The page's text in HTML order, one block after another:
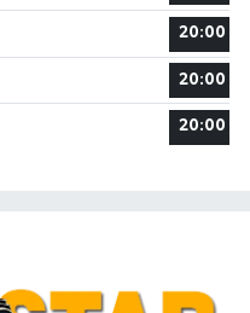
20:00
20:00
20:00